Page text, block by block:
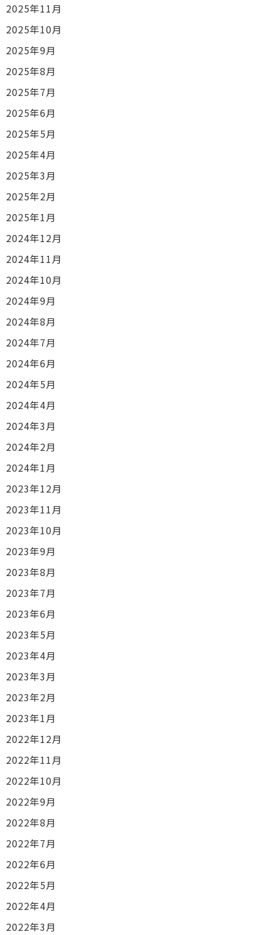
2025年11月
2025年10月
2025年9月
2025年8月
2025年7月
2025年6月
2025年5月
2025年4月
2025年3月
2025年2月
2025年1月
2024年12月
2024年11月
2024年10月
2024年9月
2024年8月
2024年7月
2024年6月
2024年5月
2024年4月
2024年3月
2024年2月
2024年1月
2023年12月
2023年11月
2023年10月
2023年9月
2023年8月
2023年7月
2023年6月
2023年5月
2023年4月
2023年3月
2023年2月
2023年1月
2022年12月
2022年11月
2022年10月
2022年9月
2022年8月
2022年7月
2022年6月
2022年5月
2022年4月
2022年3月